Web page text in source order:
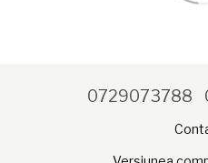
0729073788